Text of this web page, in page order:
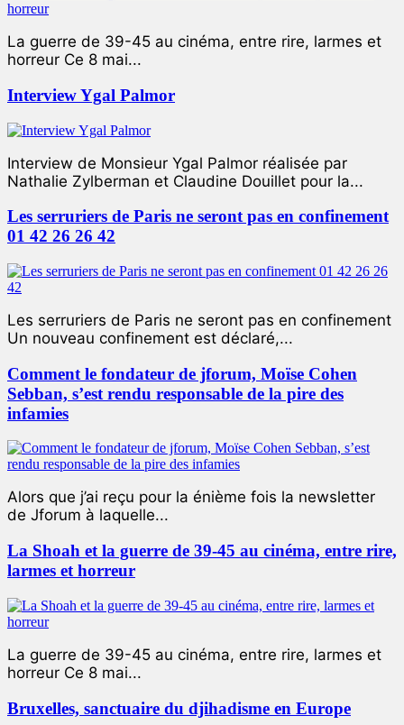
La guerre de 39-45 au cinéma, entre rire, larmes et
horreur Ce 8 mai...
Interview Ygal Palmor
Interview de Monsieur Ygal Palmor réalisée par
Nathalie Zylberman et Claudine Douillet pour la...
Les serruriers de Paris ne seront pas en confinement
01 42 26 26 42
Les serruriers de Paris ne seront pas en confinement
Un nouveau confinement est déclaré,...
Comment le fondateur de jforum, Moïse Cohen
Sebban, s’est rendu responsable de la pire des
infamies
Alors que j’ai reçu pour la énième fois la newsletter
de Jforum à laquelle...
La Shoah et la guerre de 39-45 au cinéma, entre rire,
larmes et horreur
La guerre de 39-45 au cinéma, entre rire, larmes et
horreur Ce 8 mai...
Bruxelles, sanctuaire du djihadisme en Europe